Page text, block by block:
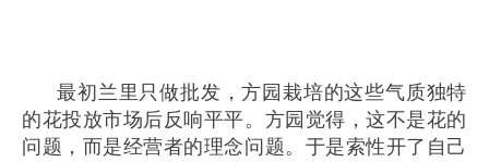
最初兰里只做批发，方园栽培的这些气质独特
的花投放市场后反响平平。方园觉得，这不是花的
问题，而是经营者的理念问题。于是索性开了自己